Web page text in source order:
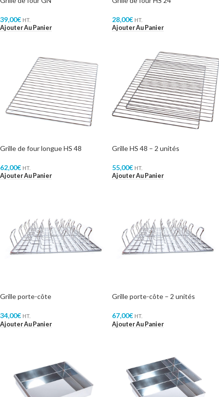
39,00€ HT.
Ajouter Au Panier
28,00€ HT.
Ajouter Au Panier
Grille de four longue HS 48
62,00€ HT.
Ajouter Au Panier
Grille HS 48 – 2 unités
55,00€ HT.
Ajouter Au Panier
Grille porte-côte
34,00€ HT.
Ajouter Au Panier
Grille porte-côte – 2 unités
67,00€ HT.
Ajouter Au Panier